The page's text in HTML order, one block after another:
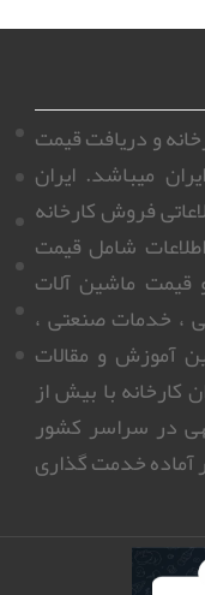
و دریافت قیمت
میباشد. ایران
فروش کارخانه
شامل قیمت
ماشین آلات
، خدمات صنعتی ،
آموزش و مقالات
کارخانه با بیش از
آگهی در سراسر کشور
آماده خدمت گذاری